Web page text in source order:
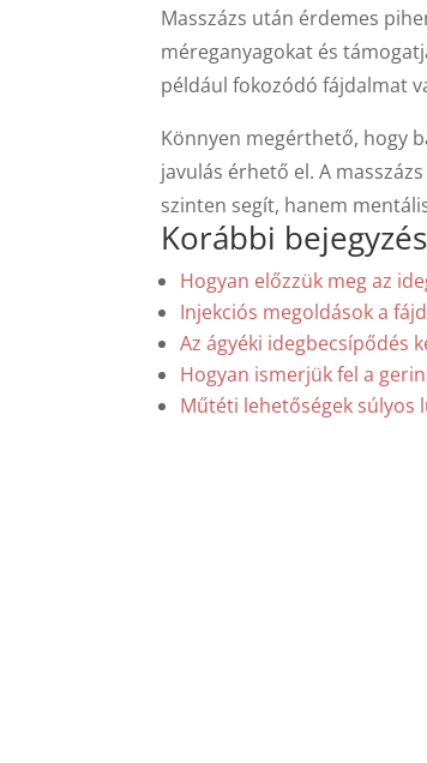
Masszázs után érdemes
méreganyagokat és
például fokozódó fájdalmat
Könnyen megérthető, hogy
javulás érhető el. A
szinten segít, hanem
Korábbi
Hogyan előzzük meg az
Injekciós megoldások a
Az ágyéki idegbecsípődés
Hogyan ismerjük fel a
Műtéti lehetőségek súlyos